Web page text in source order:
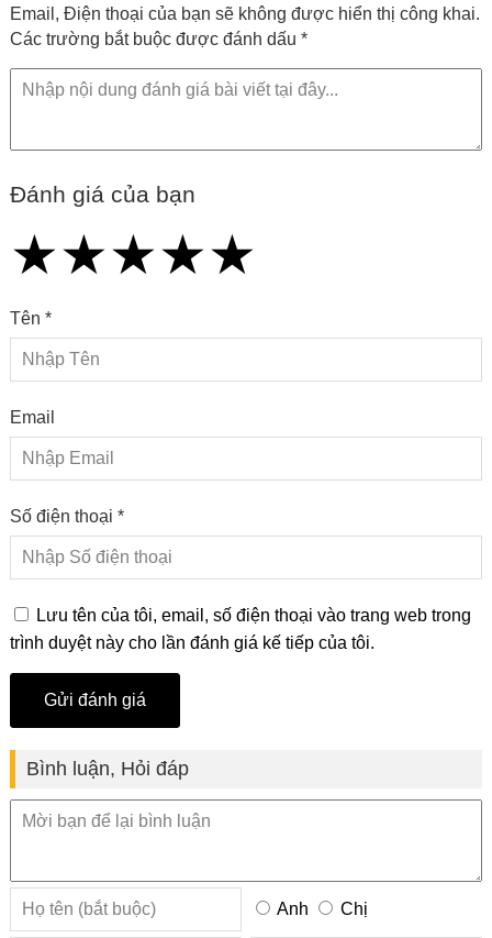
Email, Điện thoại của bạn sẽ không được hiển thị công khai.
Các trường bắt buộc được đánh dấu *
Đánh giá của bạn
★
★★
★★★
★★★★
★★★★★
Tên *
Email
Số điện thoại *
Lưu tên của tôi, email, số điện thoại vào trang web trong
trình duyệt này cho lần đánh giá kế tiếp của tôi.
Bình luận, Hỏi đáp
Anh Chị